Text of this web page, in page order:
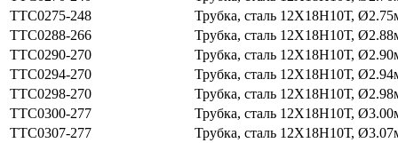
ТТС0275-248
Трубка, сталь 12Х18Н10Т,
ТТС0288-266
Трубка, сталь 12Х18Н10Т,
ТТС0290-270
Трубка, сталь 12Х18Н10Т,
ТТС0294-270
Трубка, сталь 12Х18Н10Т,
ТТС0298-270
Трубка, сталь 12Х18Н10Т,
ТТС0300-277
Трубка, сталь 12Х18Н10Т,
ТТС0307-277
Трубка, сталь 12Х18Н10Т,